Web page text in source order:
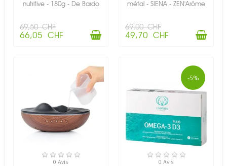
nutritive - 180g - De Bardo
69,50 CHF
66,05 CHF
métal - SIENA - ZEN'Arôme
69,00 CHF
49,70 CHF
EN STOCK
0 Avis
-5%
EN STOCK
0 Avis